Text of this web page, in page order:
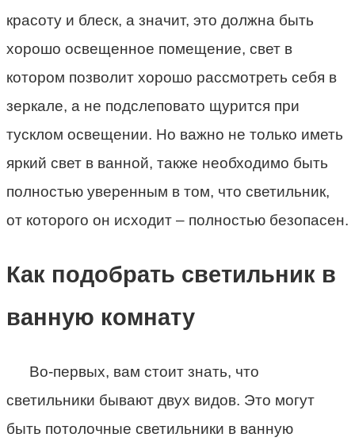
красоту и блеск, а значит, это должна быть
хорошо освещенное помещение, свет в
котором позволит хорошо рассмотреть себя в
зеркале, а не подслеповато щурится при
тусклом освещении. Но важно не только иметь
яркий свет в ванной, также необходимо быть
полностью уверенным в том, что светильник,
от которого он исходит – полностью безопасен.
Как подобрать светильник в
ванную комнату
Во-первых, вам стоит знать, что
светильники бывают двух видов. Это могут
быть потолочные светильники в ванную